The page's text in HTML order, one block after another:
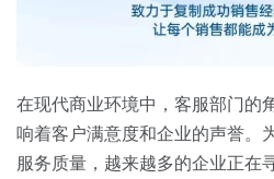
房地产
金融
资源中心
全部
关于我们
在现代商业环境中，客服部门的
响着客户满意度和企业的声誉。
服务质量，越来越多的企业正在